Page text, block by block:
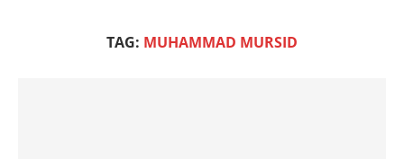
TAG: MUHAMMAD MURSID